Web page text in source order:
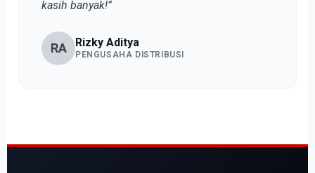
kasih banyak!”
RA Rizky Aditya
PENGUSAHA DISTRIBUSI